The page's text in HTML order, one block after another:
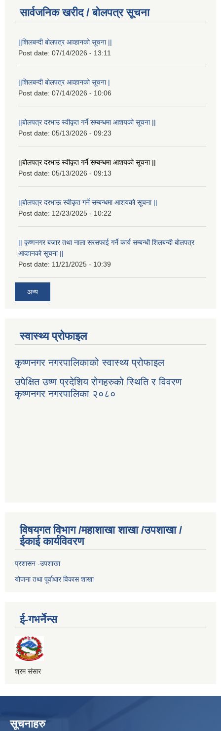
सार्वजनिक खरीद / बोलपत्र सूचना
||शिलबन्दी बोलपत्र आव्हानको सूचना ||
Post date: 07/14/2026 - 13:11
||शिलबन्दी बोलपत्र आव्हानको सूचना |
Post date: 07/14/2026 - 10:06
||बोलपत्र दरभाउ स्वीकृत गर्ने सम्बन्धमा आशयको सूचना ||
Post date: 05/13/2026 - 09:23
||बोलपत्र दरभाउ स्वीकृत गर्ने सम्बन्धमा आशयको सूचना ||
Post date: 05/13/2026 - 09:13
||बोलपत्र दरभाऊ स्वीकृत गर्ने सम्बन्धमा आशयको सूचना ||
Post date: 12/23/2025 - 10:22
|| कृष्णनगर बजार तथा नाला सरसफाई गर्ने कार्य सम्बन्धी शिलबन्दी बोलपत्र
आव्हानको सूचना ||
Post date: 11/21/2025 - 10:39
अन्य
स्वास्थ्य प्रोफाइल
कृष्णनगर नगरपालिकाको स्वास्थ्य प्रोफाइल
उपेक्षित उष्ण प्रदेशिय रोगहरुको स्थिति र विवरण
कृष्णनगर नगरपालिका २०८०
विषयगत विभाग /महाशाखा शाखा /उपशाखा /
ईकाई कार्यविवरण
प्रशासन -उपशाखा
योजना तथा पूर्वाधार विकास शाखा
ई-गभर्नेन्स
श्रम संसार
सूचनाहरु